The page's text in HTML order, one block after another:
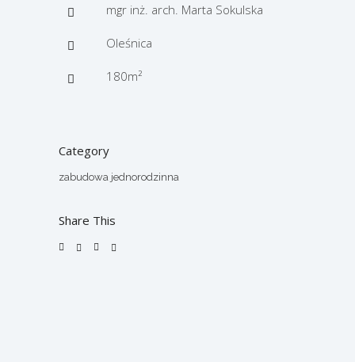
mgr inż. arch. Marta Sokulska
Oleśnica
180m²
Category
zabudowa jednorodzinna
Share This